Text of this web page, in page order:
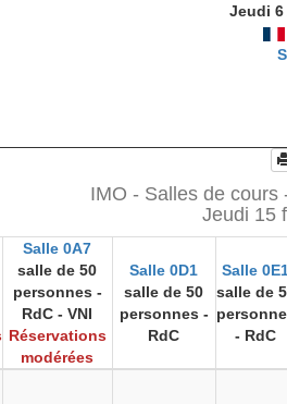
Jeudi 6
IMO - Salles de cours
Jeudi 15
Salle 0A7
salle de 50
personnes -
RdC - VNI
Réservations
modérées
Salle 0D1
salle de 50
personnes -
RdC
Salle
salle de
- RdC